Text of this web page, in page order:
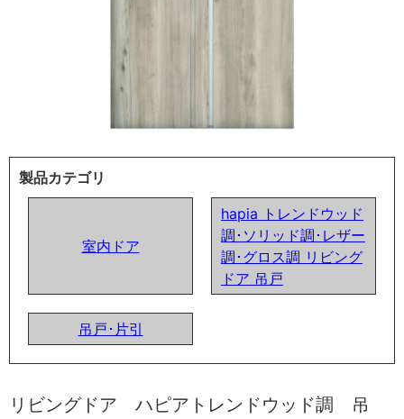
製品カテゴリ
室内ドア
hapia トレンドウッド
調･ソリッド調･レザー
調･グロス調 リビング
ドア 吊戸
吊戸･片引
リビングドア ハピアトレンドウッド調 吊